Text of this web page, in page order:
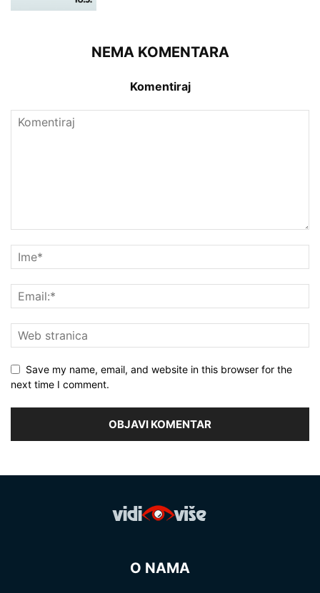
NEMA KOMENTARA
Komentiraj
Save my name, email, and website in this browser for the
next time I comment.
O NAMA